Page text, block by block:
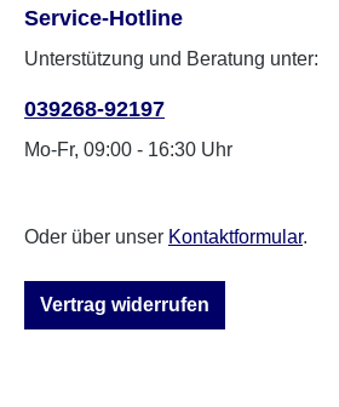
Service-Hotline
Unterstützung und Beratung unter:
039268-92197
Mo-Fr, 09:00 - 16:30 Uhr
Oder über unser Kontaktformular.
Vertrag widerrufen